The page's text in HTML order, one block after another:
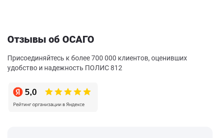
Отзывы об ОСАГО
Присоединяйтесь к более 700 000 клиентов, оценивших
удобство и надежность ПОЛИС 812